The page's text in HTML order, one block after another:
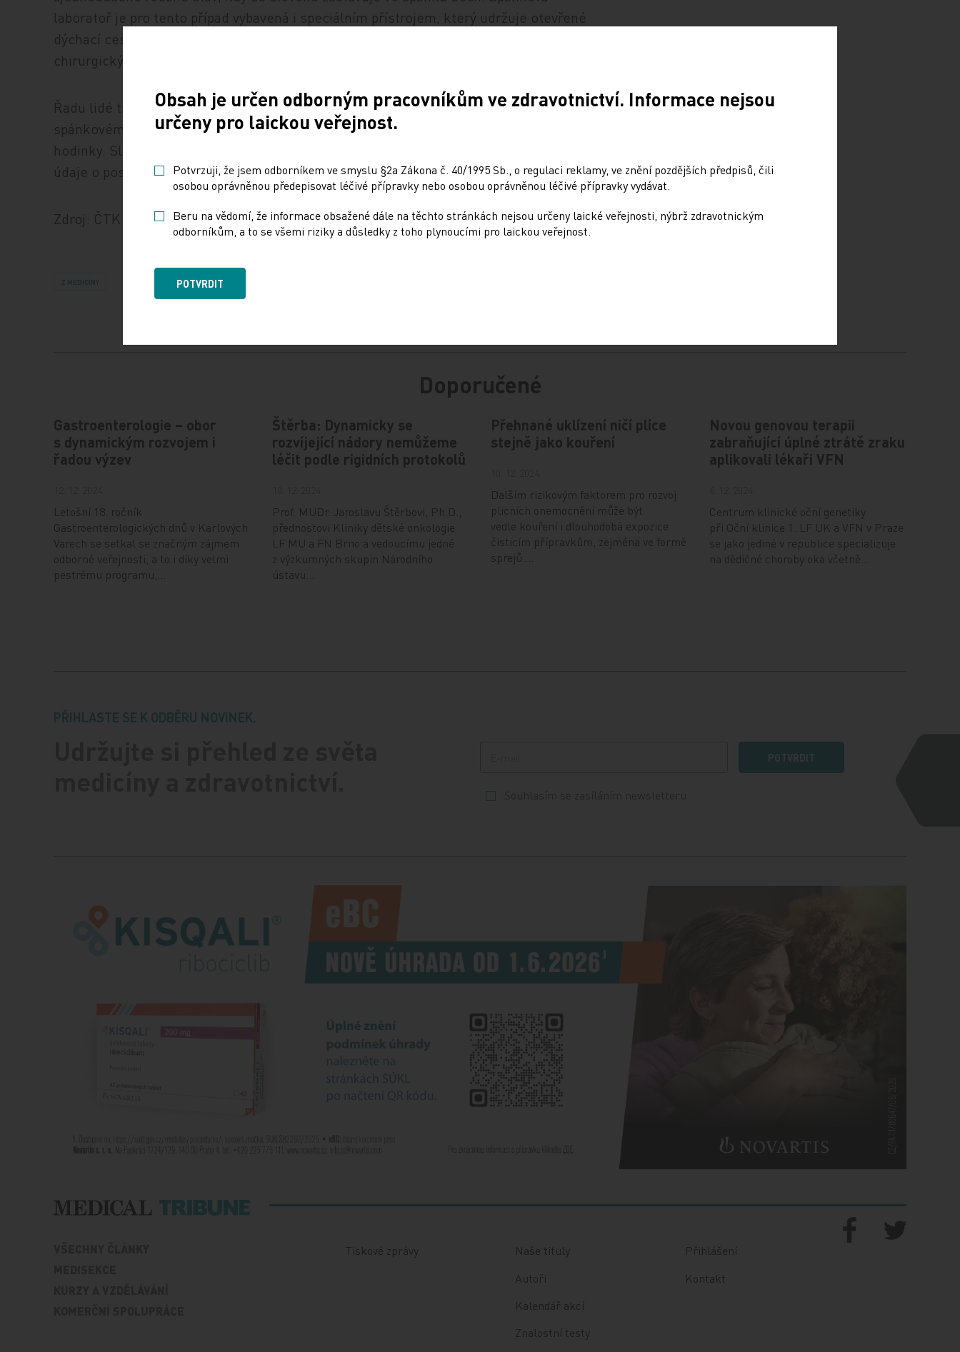
laboratoř je pro tento případ vybavená i speciálním přístrojem, který udržuje otevřené
dýchací cesty kontinuálním přetlakem. Lehkou spánkovou apnoi lze řešit i
chirurgickým zákrokem.
Řadu lidé trápí i nadměrná spavost, případně náhlé usínání (narkolepsie). Informace o
spánkovém režimu může podávat takzvaný aktigraf, který vypadá jako náramkové
hodinky. Sleduje, kdy pacient spí, kdy je bdělý, registruje pohybovou aktivitu, podává
údaje o posunu fáze spánku. Takto se dá pacient sledovat i týdny až měsíce.
Zdroj: ČTK
Z MEDICÍNY
Doporučené
Gastroenterologie – obor
s dynamickým rozvojem i
řadou výzev
Letošní 18. ročník
Gastroenterologických dnů v Karlových
Varech se setkal se značným zájmem
odborné veřejnosti, a to i díky velmi
pestrému programu,…
Štěrba: Dynamicky se
rozvíjející nádory nemůžeme
léčit podle rigidních protokolů
Prof. MUDr. Jaroslavu Štěrbovi, Ph.D.,
přednostovi Kliniky dětské onkologie
LF MU a FN Brno a vedoucímu jedné
z výzkumných skupin Národního
ústavu…
Přehnané uklízení ničí plíce
stejně jako kouření
Dalším rizikovým faktorem pro rozvoj
plicních onemocnění může být
vedle kouření i dlouhodobá expozice
čisticím přípravkům, zejména ve formě
sprejů.…
Novou genovou terapii
zabraňující úplné ztrátě zraku
aplikovali lékaři VFN
Centrum klinické oční genetiky
při Oční klinice 1. LF UK a VFN v Praze
se jako jediné v republice specializuje
na dědičné choroby oka včetně…
PŘIHLASTE SE K ODBĚRU NOVINEK.
POTVRDIT
Tiskové zprávy
Naše tituly
Autoři
Kalendář akcí
Znalostní testy
Přihlášení
Kontakt
Obsah je určen odborným pracovníkům ve zdravotnictví. Informace nejsou
určeny pro laickou veřejnost.
Potvrzuji, že jsem odborníkem ve smyslu §2a Zákona č. 40/1995 Sb., o regulaci reklamy, ve znění pozdějších předpisů, čili
osobou oprávněnou předepisovat léčivé přípravky nebo osobou oprávněnou léčivé přípravky vydávat.
Beru na vědomí, že informace obsažené dále na těchto stránkách nejsou určeny laické veřejnosti, nýbrž zdravotnickým
odborníkům, a to se všemi riziky a důsledky z toho plynoucími pro laickou veřejnost.
POTVRDIT